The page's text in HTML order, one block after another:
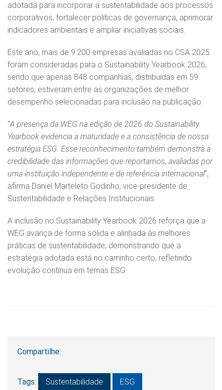
adotada para incorporar a sustentabilidade aos processos
corporativos, fortalecer políticas de governança, aprimorar
indicadores ambientais e ampliar iniciativas sociais.
Este ano, mais de 9.200 empresas avaliadas no CSA 2025
foram consideradas para o Sustainability Yearbook 2026,
sendo que apenas 848 companhias, distribuídas em 59
setores, estiveram entre as organizações de melhor
desempenho selecionadas para inclusão na publicação.
“A presença da WEG na edição de 2026 do Sustainability
Yearbook evidencia a maturidade e a consistência de nossa
estratégia ESG. Esse reconhecimento também demonstra a
credibilidade das informações que reportamos, avaliadas por
uma instituição independente e de referência internacional”,
afirma Daniel Marteleto Godinho, vice-presidente de
Sustentabilidade e Relações Institucionais.
A inclusão no Sustainability Yearbook 2026 reforça que a
WEG avança de forma sólida e alinhada às melhores
práticas de sustentabilidade, demonstrando que a
estratégia adotada está no caminho certo, refletindo
evolução contínua em temas ESG.
Compartilhe:
Tags: Sustentabilidade ESG